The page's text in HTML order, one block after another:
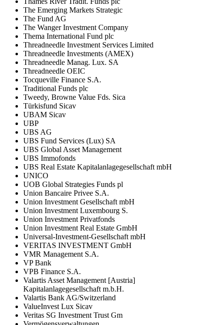
The Emerging Markets Strategic
The Fund AG
The Wanger Investment Company
Thema International Fund plc
Threadneedle Investment Services Limited
Threadneedle Investments (AMEX)
Threadneedle Manag. Lux. SA
Threadneedle OEIC
Tocqueville Finance S.A.
Traditional Funds plc
Tweedy, Browne Value Fds. Sica
Türkisfund Sicav
UBAM Sicav
UBP
UBS AG
UBS Fund Services (Lux) SA
UBS Global Asset Management
UBS Immofonds
UBS Real Estate Kapitalanlagegesellschaft mbH
UNICO
UOB Global Strategies Funds pl
Union Bancaire Privee S.A.
Union Investment Gesellschaft mbH
Union Investment Luxembourg S.
Union Investment Privatfonds
Union Investment Real Estate GmbH
Universal-Investment-Gesellschaft mbH
VERITAS INVESTMENT GmbH
VMR Management S.A.
VP Bank
VPB Finance S.A.
Valartis Asset Management [Austria]
Kapitalanlagegesellschaft m.b.H.
Valartis Bank AG/Switzerland
ValueInvest Lux Sicav
Veritas SG Investment Trust Gm